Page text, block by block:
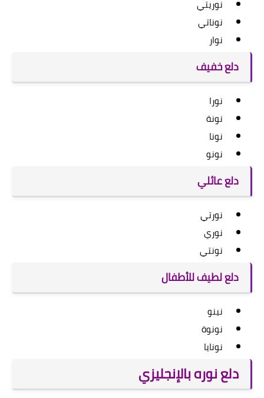
نوريتي
نوناتي
نوار
دلع خفيف
نورا
نونة
نونا
نونو
دلع عائلي
نورتي
نوري
نونتي
دلع لطيف للأطفال
نينو
نونوة
نونايا
دلع نوره بالإنجليزي